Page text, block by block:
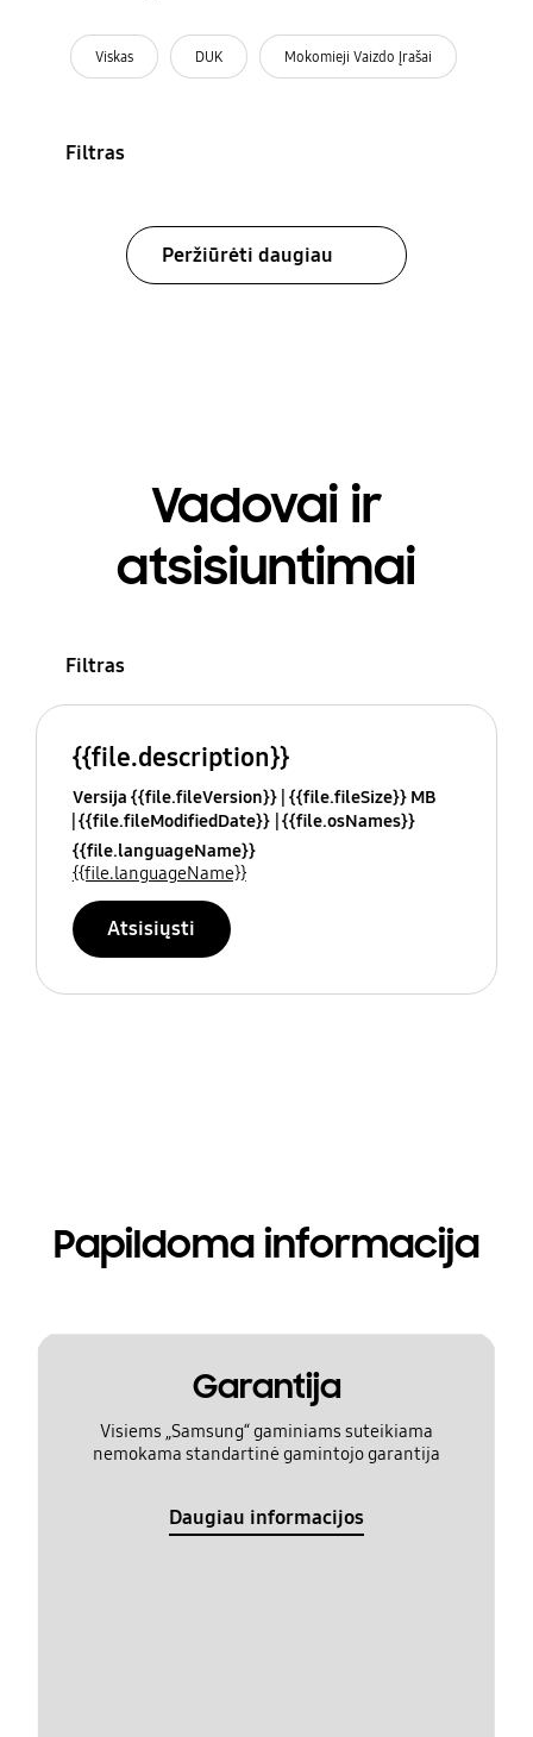
Viskas DUK Mokomieji Vaizdo Įrašai
Filtras
Peržiūrėti daugiau
Vadovai ir
atsisiuntimai
Filtras
{{file.description}}
Versija {{file.fileVersion}} {{file.fileSize}} MB
{{file.fileModifiedDate}} {{file.osNames}}
{{file.languageName}}
{{file.languageName}}
Atsisiųsti
Papildoma informacija
Garantija
Visiems „Samsung“ gaminiams suteikiama
nemokama standartinė gamintojo garantija
Daugiau informacijos